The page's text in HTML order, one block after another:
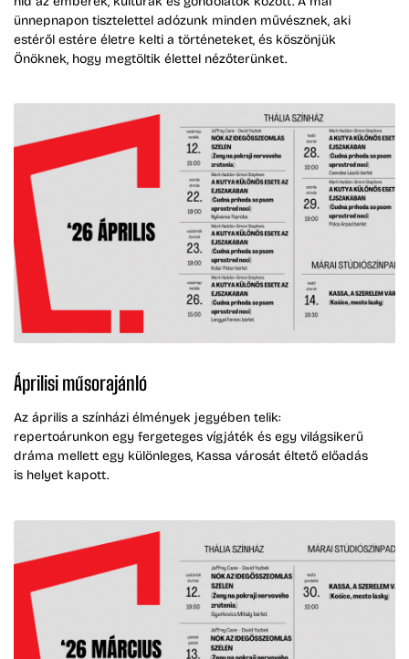
ünnepnapon tisztelettel adózunk minden művésznek, aki
estéről estére életre kelti a történeteket, és köszönjük
Önöknek, hogy megtöltik élettel nézőterünket.
Áprilisi műsorajánló
Az április a színházi élmények jegyében telik:
repertoárunkon egy fergeteges vígjáték és egy világsikerű
dráma mellett egy különleges, Kassa városát éltető előadás
is helyet kapott.